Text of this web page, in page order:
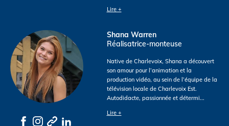
Lire +
Shana Warren
Réalisatrice-monteuse
Native de Charlevoix, Shana a découvert
son amour pour l’animation et la
production vidéo, au sein de l’équipe de la
télévision locale de Charlevoix Est.
Autodidacte, passionnée et détermi...
Lire +